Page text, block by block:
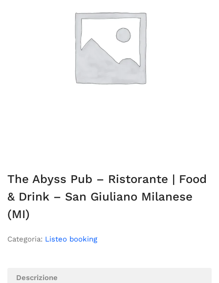
The Abyss Pub – Ristorante | Food
& Drink – San Giuliano Milanese
(MI)
Categoria: Listeo booking
Descrizione